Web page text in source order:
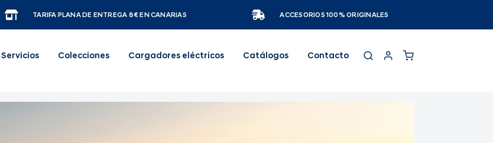
TARIFA PLANA DE ENTREGA 8€ EN CANARIAS ACCESORIOS 100% ORIGINALES
Servicios Colecciones Cargadores eléctricos Catálogos Contacto